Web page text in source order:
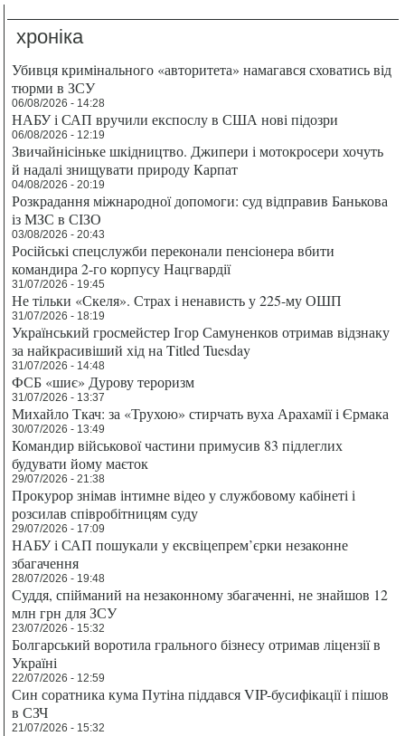
хроніка
Убивця кримінального «авторитета» намагався сховатись від
тюрми в ЗСУ
06/08/2026 - 14:28
НАБУ і САП вручили експослу в США нові підозри
06/08/2026 - 12:19
Звичайнісіньке шкідництво. Джипери і мотокросери хочуть
й надалі знищувати природу Карпат
04/08/2026 - 20:19
Розкрадання міжнародної допомоги: суд відправив Банькова
із МЗС в СІЗО
03/08/2026 - 20:43
Російські спецслужби переконали пенсіонера вбити
командира 2-го корпусу Нацгвардії
31/07/2026 - 19:45
Не тільки «Скеля». Страх і ненависть у 225-му ОШП
31/07/2026 - 18:19
Український гросмейстер Ігор Самуненков отримав відзнаку
за найкрасивіший хід на Titled Tuesday
31/07/2026 - 14:48
ФСБ «шиє» Дурову тероризм
31/07/2026 - 13:37
Михайло Ткач: за «Трухою» стирчать вуха Арахамії і Єрмака
30/07/2026 - 13:49
Командир військової частини примусив 83 підлеглих
будувати йому маєток
29/07/2026 - 21:38
Прокурор знімав інтимне відео у службовому кабінеті і
розсилав співробітницям суду
29/07/2026 - 17:09
НАБУ і САП пошукали у ексвіцепрем’єрки незаконне
збагачення
28/07/2026 - 19:48
Суддя, спійманий на незаконному збагаченні, не знайшов 12
млн грн для ЗСУ
23/07/2026 - 15:32
Болгарський воротила грального бізнесу отримав ліцензії в
Україні
22/07/2026 - 12:59
Син соратника кума Путіна піддався VIP-бусифікації і пішов
в СЗЧ
21/07/2026 - 15:32